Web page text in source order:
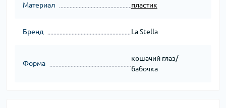
Материал пластик
Бренд La Stella
Форма
кошачий глаз/
бабочка